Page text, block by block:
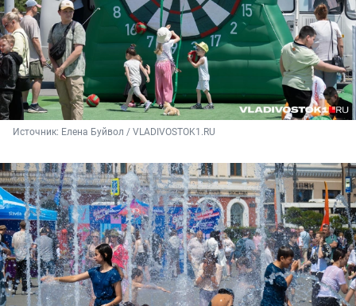
Источник: Елена Буйвол / VLADIVOSTOK1.RU